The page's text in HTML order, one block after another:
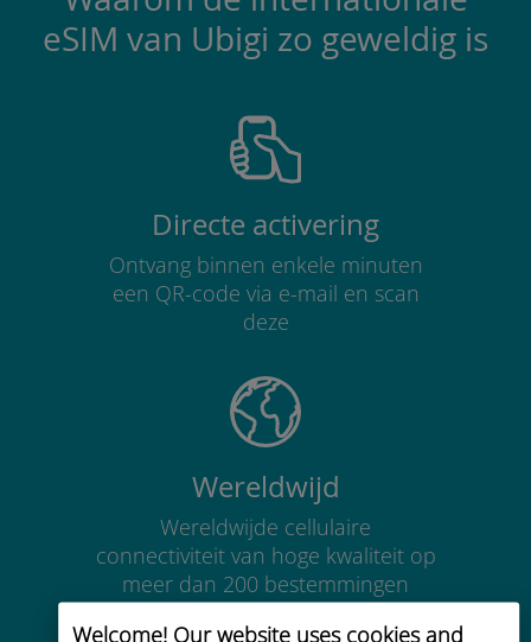
Welcome! Our website uses cookies and
eSIM van Ubigi zo geweldig is
Directe activering
Ontvang binnen enkele minuten
een QR-code via e-mail en scan
deze
Wereldwijd
Wereldwijde cellulaire
connectiviteit van hoge kwaliteit op
meer dan 200 bestemmingen